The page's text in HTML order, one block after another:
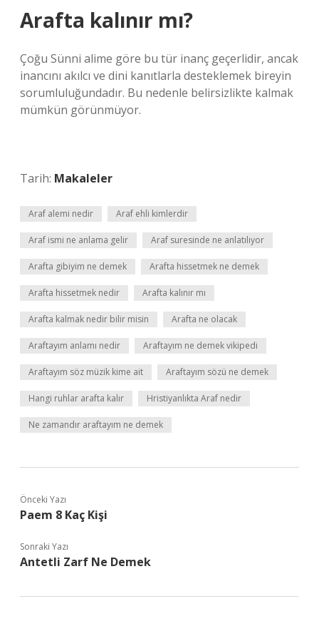
Arafta kalınır mı?
Çoğu Sünni alime göre bu tür inanç geçerlidir, ancak
inancını akılcı ve dini kanıtlarla desteklemek bireyin
sorumluluğundadır. Bu nedenle belirsizlikte kalmak
mümkün görünmüyor.
Tarih: Makaleler
Araf alemi nedir Araf ehli kimlerdir
Araf ismi ne anlama gelir Araf suresinde ne anlatılıyor
Arafta gibiyim ne demek Arafta hissetmek ne demek
Arafta hissetmek nedir Arafta kalınır mı
Arafta kalmak nedir bilir misin Arafta ne olacak
Araftayım anlamı nedir Araftayım ne demek vikipedi
Araftayım söz müzik kime ait Araftayım sözü ne demek
Hangi ruhlar arafta kalır Hristiyanlıkta Araf nedir
Ne zamandır araftayım ne demek
Önceki Yazı
Paem 8 Kaç Kişi
Sonraki Yazı
Antetli Zarf Ne Demek